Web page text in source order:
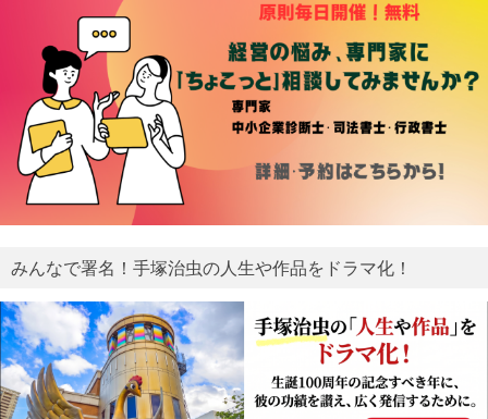
みんなで署名！手塚治虫の人生や作品をドラマ化！